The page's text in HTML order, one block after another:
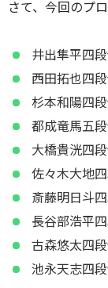
さて、今回のプ
井出隼平四
西田拓也四
杉本和陽四
都成竜馬五
大橋貴洸四
佐々木大地
斎藤明日斗
長谷部浩平
古森悠太四
池永天志四